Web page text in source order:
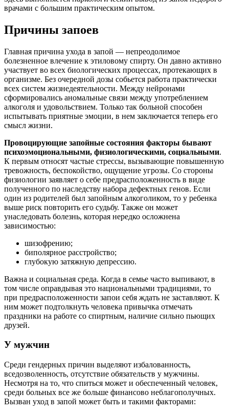
врачами с большим практическим опытом.
Причины запоев
Главная причина ухода в запой — непреодолимое
болезненное влечение к этиловому спирту. Он давно активно
участвует во всех биологических процессах, протекающих в
организме. Без очередной дозы собьется работа практически
всех систем жизнедеятельности. Между нейронами
сформировались аномальные связи между употреблением
алкоголя и удовольствием. Только так больной способен
испытывать приятные эмоции, в нем заключается теперь его
смысл жизни.
Провоцирующие запойные состояния факторы бывают
психоэмоциональными, физиологическими, социальными.
К первым относят частые стрессы, вызывающие повышенную
тревожность, беспокойство, ощущение угрозы. Со стороны
физиологии заявляет о себе предрасположенность в виде
полученного по наследству набора дефектных генов. Если
один из родителей был запойным алкоголиком, то у ребенка
выше риск повторить его судьбу. Также он может
унаследовать болезнь, которая нередко осложнена
зависимостью:
шизофрению;
биполярное расстройство;
глубокую затяжную депрессию.
Важна и социальная среда. Когда в семье часто выпивают, в
том числе оправдывая это национальными традициями, то
при предрасположенности запои себя ждать не заставляют. К
ним может подтолкнуть человека привычка отмечать
праздники на работе со спиртным, наличие сильно пьющих
друзей.
У мужчин
Среди гендерных причин выделяют избалованность,
вседозволенность, отсутствие обязательств у мужчины.
Несмотря на то, что спиться может и обеспеченный человек,
среди больных все же больше финансово неблагополучных.
Вызван уход в запой может быть и такими факторами: